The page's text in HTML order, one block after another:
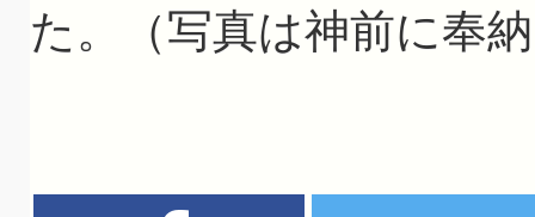
た。（写真は神前に奉